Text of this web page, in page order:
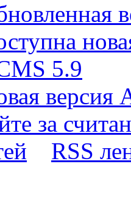
5.9
версия
за
RSS